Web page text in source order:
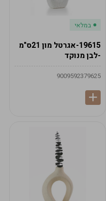
במלאי
19615-אגרטל מון 21ס"מ
-לבן מנוקד
9009592379625